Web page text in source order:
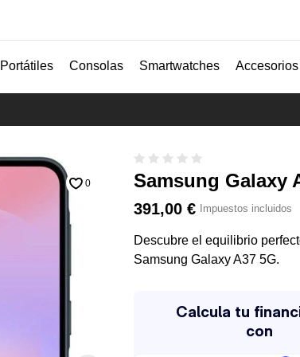
Portátiles Consolas Smartwatches Accesorios
0 Samsung Galaxy
391,00 € Impuestos incluidos
Descubre el equilibrio
Samsung Galaxy A37 5G.